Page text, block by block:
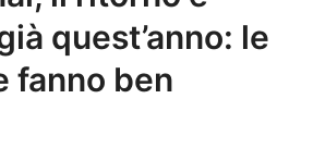
quest’anno: le
fanno ben